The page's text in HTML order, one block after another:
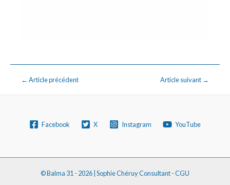
← Article précédent Article suivant →
Facebook X Instagram YouTube
© Balma 31 - 2026 | Sophie Chéruy Consultant-CGU